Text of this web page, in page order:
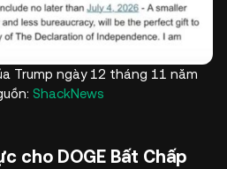
Trump ngày 12 tháng 11 năm
ShackNews
cho DOGE Bất Chấp